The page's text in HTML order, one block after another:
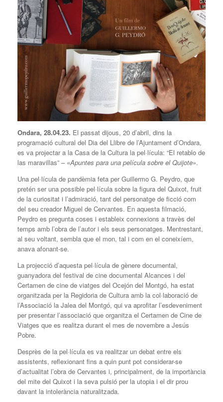
Ondara, 28.04.23. El passat dijous, 20 d’abril, dins la
programació cultural del Dia del Llibre de l’Ajuntament d’Ondara,
es va projectar a la Casa de la Cultura la pel·lícula: “El retablo de
las maravillas” – «Apuntes para una película sobre el Quijote».
Una pel·lícula de pandèmia feta per Guillermo G. Peydro, que
pretén ser una possible pel·lícula sobre la figura del Quixot, fruit
de la curiositat i l’admiració, tant del personatge de ficció com
del seu creador Miguel de Cervantes. En aquesta filmació,
Peydro es pregunta coses i estableix connexions a travès del
temps amb l’obra de l’autor i els seus personatges. Mentrestant,
al seu voltant, sembla que el mon, tal i com en el coneixíem,
anava afonant-se.
La projecció d’aquesta pel·lícula de gènere documental,
guanyadora del festival de cine documental Alcances i del
Certamen de cine de viatges del Ocejón del Montgó, ha estat
organitzada per la Regidoria de Cultura amb la col·laboració de
l’Associació la Jalea del Montgó, qui va aprofitar l’esdeveniment
per presentar l’associació que organitza el Certamen de Cine de
Viatges que es realitza durant el mes de novembre a Jesús
Pobre.
Desprès de la pel·lícula es va realitzar un debat entre els
assistents, reflexionant fins a quin punt pot considerar-se
d’actualitat l’obra de Cervantes i, principalment, de la importància
del mite del Quixot i la seva pulsió per la utopia i el dir prou
davant la intolerància naturalitzada.